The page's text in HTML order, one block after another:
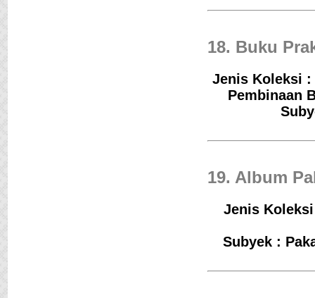
18. Buku
Jenis Koleksi :
Pembinaan
19. Album
Jenis
Subyek :